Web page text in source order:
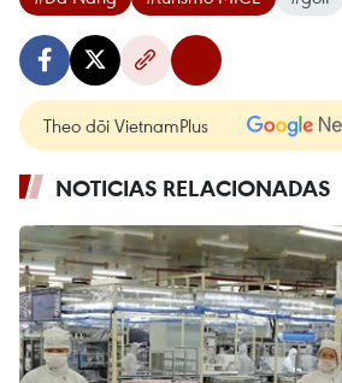
Theo dõi VietnamPlus
NOTICIAS RELACIONADAS